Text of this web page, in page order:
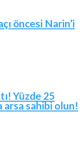
öncesi Narin’i
Yüzde 25
arsa sahibi olun!